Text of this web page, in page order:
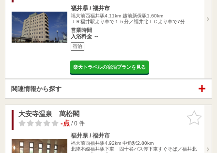
福井県 / 福井市
福大前西福井駅4.11km 越前新保駅1.60km
ＪＲ福井駅より車で１５分／福井北ＩＣより車で7分
営業時間
入浴料金 ～
宿泊
楽天トラベルの宿泊プランを見る
関連情報から探す
お気に入
りに追加
大安寺温泉 萬松閣
-点/ 0 件
福井県 / 福井市
福大前西福井駅4.92km 中角駅2.80km
北陸本線福井駅下車 四十谷バス停下車すぐそば／福井北